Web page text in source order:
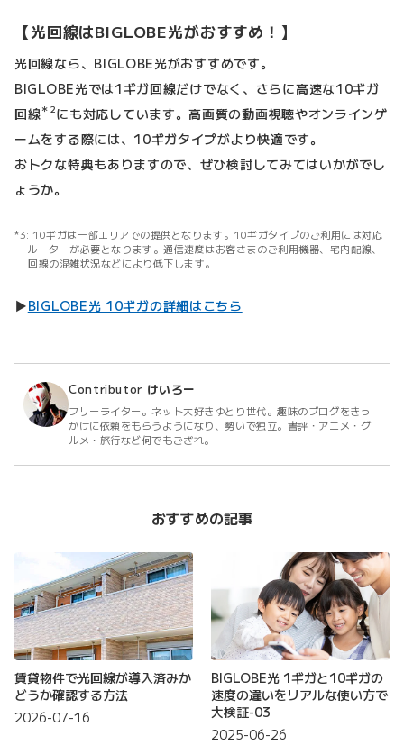
【光回線はBIGLOBE光がおすすめ！】
光回線なら、BIGLOBE光がおすすめです。
BIGLOBE光では1ギガ回線だけでなく、さらに高速な10ギガ
回線＊2にも対応しています。高画質の動画視聴やオンラインゲ
ームをする際には、10ギガタイプがより快適です。
おトクな特典もありますので、ぜひ検討してみてはいかがでし
ょうか。
10ギガは一部エリアでの提供となります。10ギガタイプのご利用には対応
ルーターが必要となります。通信速度はお客さまのご利用機器、宅内配線、
回線の混雑状況などにより低下します。
▶BIGLOBE光 10ギガの詳細はこちら
Contributor けいろー
フリーライター。ネット大好きゆとり世代。趣味のブログをきっ
かけに依頼をもらうようになり、勢いで独立。書評・アニメ・グ
ルメ・旅行など何でもござれ。
おすすめの記事
賃貸物件で光回線が導入済みか
どうか確認する方法
2026-07-16
BIGLOBE光 1ギガと10ギガの
速度の違いをリアルな使い方で
大検証-03
2025-06-26